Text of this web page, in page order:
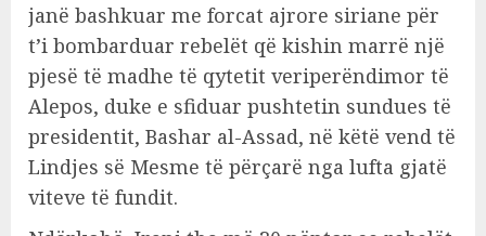
janë bashkuar me forcat ajrore siriane për
t’i bombarduar rebelët që kishin marrë një
pjesë të madhe të qytetit veriperëndimor të
Alepos, duke e sfiduar pushtetin sundues të
presidentit, Bashar al-Assad, në këtë vend të
Lindjes së Mesme të përçarë nga lufta gjatë
viteve të fundit.